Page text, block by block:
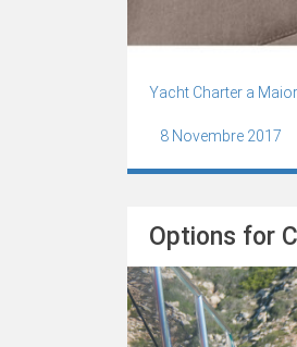
Yacht Charter a
8 Novembre 2017
Options for